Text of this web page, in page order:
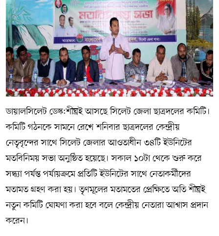
ডায়ালসিলেট ডেস্ক:শীঘ্রই আসছে সিলেট জেলা ছাত্রদলের কমিটি।
কমিটি গঠনকে সামনে রেখে শনিবার ছাত্রদলের কেন্দ্রীয়
নেতৃবৃন্দের সাথে সিলেট জেলার আওতাধীন ৩৪টি ইউনিটের
মতবিনিময় সভা অনুষ্ঠিত হয়েছে। সকাল ১০টা থেকে শুরু করে
সন্ধ্যা পর্যন্ত পর্যায়ক্রমে প্রতিটি ইউনিটের সাথে নেতাকর্মীদের
মতামত গ্রহণ করা হয়। তৃণমূলের মতামতের প্রেক্ষিতে অতি শীঘ্রই
নতুন কমিটি ঘোষণা করা হবে বলে কেন্দ্রীয় নেতারা আশ্বাস প্রদান
করেন।
সম্পাদকীয় কলাম
ABOUT US
DIAL SYLHET